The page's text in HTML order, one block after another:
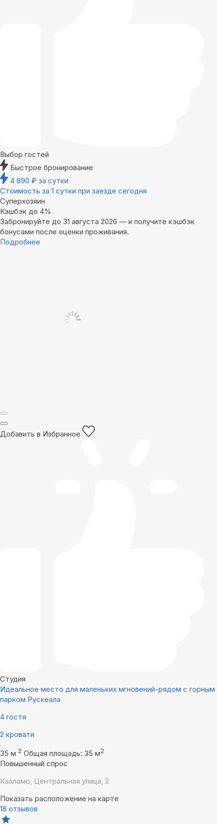
Выбор гостей
Быстрое бронирование
4 890 ₽ за сутки
Стоимость за 1 сутки при заезде сегодня
Суперхозяин
Кэшбэк до 4%
Забронируйте до 31 августа 2026 — и получите кэшбэк
бонусами после оценки проживания.
Подробнее
Добавить в Избранное
Студия
Идеальное место для маленьких мгновений-рядом с горным
парком Рускеала
4 гостя
2 кровати
35 м 2 Общая площадь: 35 м2
Повышенный спрос
Кааламо, Центральная улица, 2
Показать расположение на карте
18 отзывов